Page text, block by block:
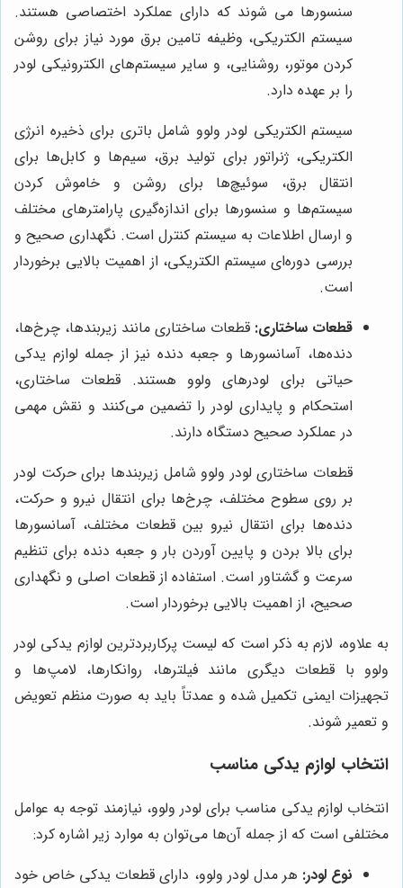
سنسورها می شوند که دارای عملکرد اختصاصی هستند.
سیستم الکتریکی، وظیفه تامین برق مورد نیاز برای روشن
کردن موتور، روشنایی، و سایر سیستم‌های الکترونیکی لودر
را بر عهده دارد.
سیستم الکتریکی لودر ولوو شامل باتری برای ذخیره انرژی
الکتریکی، ژنراتور برای تولید برق، سیم‌ها و کابل‌ها برای
انتقال برق، سوئیچ‌ها برای روشن و خاموش کردن
سیستم‌ها و سنسورها برای اندازه‌گیری پارامترهای مختلف
و ارسال اطلاعات به سیستم کنترل است. نگهداری صحیح و
بررسی دوره‌ای سیستم الکتریکی، از اهمیت بالایی برخوردار
است.
قطعات ساختاری: قطعات ساختاری مانند زیربندها، چرخ‌ها،
دنده‌ها، آسانسورها و جعبه دنده نیز از جمله لوازم یدکی
حیاتی برای لودرهای ولوو هستند. قطعات ساختاری،
استحکام و پایداری لودر را تضمین می‌کنند و نقش مهمی
در عملکرد صحیح دستگاه دارند.
قطعات ساختاری لودر ولوو شامل زیربندها برای حرکت لودر
بر روی سطوح مختلف، چرخ‌ها برای انتقال نیرو و حرکت،
دنده‌ها برای انتقال نیرو بین قطعات مختلف، آسانسورها
برای بالا بردن و پایین آوردن بار و جعبه دنده برای تنظیم
سرعت و گشتاور است. استفاده از قطعات اصلی و نگهداری
صحیح، از اهمیت بالایی برخوردار است.
به علاوه، لازم به ذکر است که لیست پرکاربردترین لوازم یدکی لودر
ولوو با قطعات دیگری مانند فیلترها، روانکارها، لامپ‌ها و
تجهیزات ایمنی تکمیل شده و عمدتاً باید به صورت منظم تعویض
و تعمیر شوند.
انتخاب لوازم یدکی مناسب
انتخاب لوازم یدکی مناسب برای لودر ولوو، نیازمند توجه به عوامل
مختلفی است که از جمله آن‌ها می‌توان به موارد زیر اشاره کرد:
نوع لودر: هر مدل لودر ولوو، دارای قطعات یدکی خاص خود